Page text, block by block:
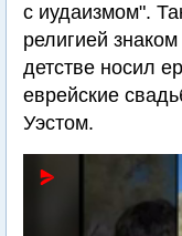
с иудаизмом".
религией
детстве носил
еврейские
Уэстом.